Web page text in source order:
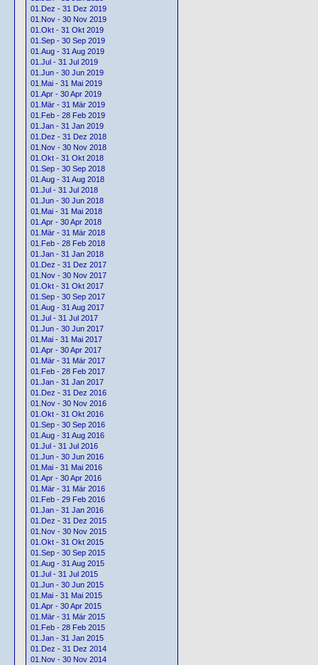
01.Dez - 31 Dez 2019
01.Nov - 30 Nov 2019
01.Okt - 31 Okt 2019
01.Sep - 30 Sep 2019
01.Aug - 31 Aug 2019
01.Jul - 31 Jul 2019
01.Jun - 30 Jun 2019
01.Mai - 31 Mai 2019
01.Apr - 30 Apr 2019
01.Mär - 31 Mär 2019
01.Feb - 28 Feb 2019
01.Jan - 31 Jan 2019
01.Dez - 31 Dez 2018
01.Nov - 30 Nov 2018
01.Okt - 31 Okt 2018
01.Sep - 30 Sep 2018
01.Aug - 31 Aug 2018
01.Jul - 31 Jul 2018
01.Jun - 30 Jun 2018
01.Mai - 31 Mai 2018
01.Apr - 30 Apr 2018
01.Mär - 31 Mär 2018
01.Feb - 28 Feb 2018
01.Jan - 31 Jan 2018
01.Dez - 31 Dez 2017
01.Nov - 30 Nov 2017
01.Okt - 31 Okt 2017
01.Sep - 30 Sep 2017
01.Aug - 31 Aug 2017
01.Jul - 31 Jul 2017
01.Jun - 30 Jun 2017
01.Mai - 31 Mai 2017
01.Apr - 30 Apr 2017
01.Mär - 31 Mär 2017
01.Feb - 28 Feb 2017
01.Jan - 31 Jan 2017
01.Dez - 31 Dez 2016
01.Nov - 30 Nov 2016
01.Okt - 31 Okt 2016
01.Sep - 30 Sep 2016
01.Aug - 31 Aug 2016
01.Jul - 31 Jul 2016
01.Jun - 30 Jun 2016
01.Mai - 31 Mai 2016
01.Apr - 30 Apr 2016
01.Mär - 31 Mär 2016
01.Feb - 29 Feb 2016
01.Jan - 31 Jan 2016
01.Dez - 31 Dez 2015
01.Nov - 30 Nov 2015
01.Okt - 31 Okt 2015
01.Sep - 30 Sep 2015
01.Aug - 31 Aug 2015
01.Jul - 31 Jul 2015
01.Jun - 30 Jun 2015
01.Mai - 31 Mai 2015
01.Apr - 30 Apr 2015
01.Mär - 31 Mär 2015
01.Feb - 28 Feb 2015
01.Jan - 31 Jan 2015
01.Dez - 31 Dez 2014
01.Nov - 30 Nov 2014